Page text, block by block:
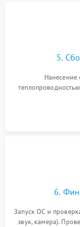
5.
Нанесение
шлейфов, модулей
6.
Запуск ОС и
звук, камера).